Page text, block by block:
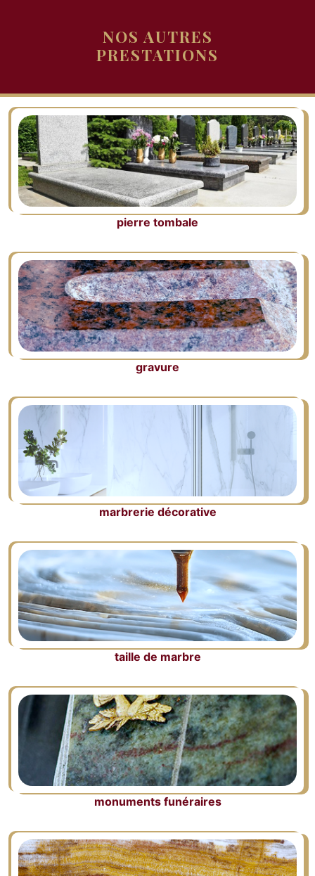
NOS AUTRES
PRESTATIONS
pierre tombale
gravure
marbrerie décorative
taille de marbre
monuments funéraires